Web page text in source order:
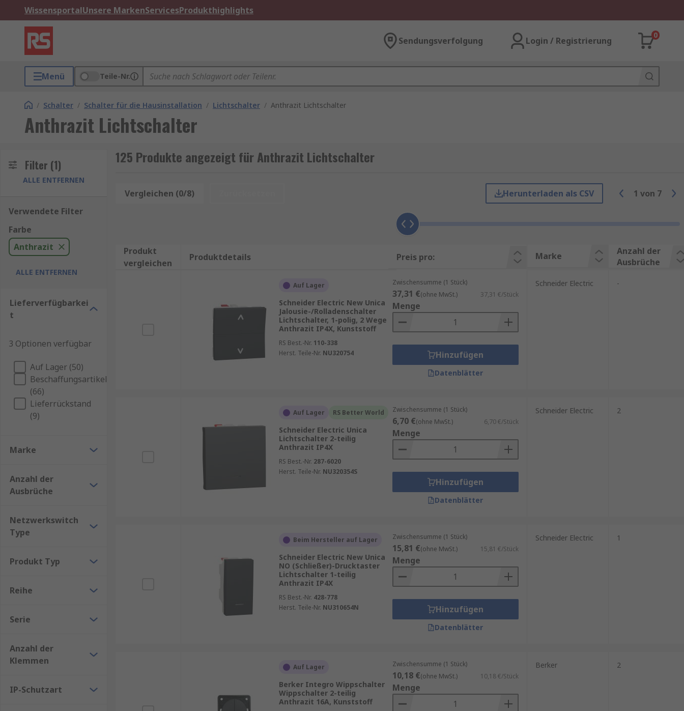
WissensportalUnsere MarkenServicesProdukthighlights
Sendungsverfolgung Login / Registrierung
0
Menü Teile-Nr.
/ Schalter / Schalter für die Hausinstallation / Lichtschalter / Anthrazit Lichtschalter
Anthrazit Lichtschalter
Filter (1)
ALLE ENTFERNEN
Verwendete Filter
Farbe
Anthrazit
ALLE ENTFERNEN
Lieferverfügbarkei
t
3 Optionen verfügbar
Auf Lager (50)
Beschaffungsartikel
(66)
Lieferrückstand
(9)
Marke
Anzahl der
Ausbrüche
Netzwerkswitch
Type
Produkt Typ
Reihe
Serie
Anzahl der
Klemmen
IP-Schutzart
125 Produkte angezeigt für Anthrazit Lichtschalter
Vergleichen (0/8) Herunterladen als CSV 1 von 7
Produkt
vergleichen
Produktdetails Preis pro: Marke
Anzahl der
Ausbrüche
Auf Lager
Schneider Electric New Unica
Jalousie-/Rolladenschalter
Lichtschalter, 1-polig, 2 Wege
Anthrazit IP4X, Kunststoff
RS Best.-Nr. 110-338
Herst. Teile-Nr. NU320754
Zwischensumme (1 Stück)
37,31 €(ohne MwSt.) 37,31 €/Stück
Menge
Hinzufügen
Datenblätter
Schneider Electric -
Auf Lager RS Better World
Schneider Electric Unica
Lichtschalter 2-teilig
Anthrazit IP4X
RS Best.-Nr. 287-6020
Herst. Teile-Nr. NU320354S
Zwischensumme (1 Stück)
6,70 €(ohne MwSt.) 6,70 €/Stück
Menge
Hinzufügen
Datenblätter
Schneider Electric 2
Beim Hersteller auf Lager
Schneider Electric New Unica
NO (Schließer)-Drucktaster
Lichtschalter 1-teilig
Anthrazit IP4X
RS Best.-Nr. 428-778
Herst. Teile-Nr. NU310654N
Zwischensumme (1 Stück)
15,81 €(ohne MwSt.) 15,81 €/Stück
Menge
Hinzufügen
Datenblätter
Schneider Electric 1
Auf Lager
Berker Integro Wippschalter
Wippschalter 2-teilig
Anthrazit 16A, Kunststoff
Zwischensumme (1 Stück)
10,18 €(ohne MwSt.) 10,18 €/Stück
Menge
Berker 2